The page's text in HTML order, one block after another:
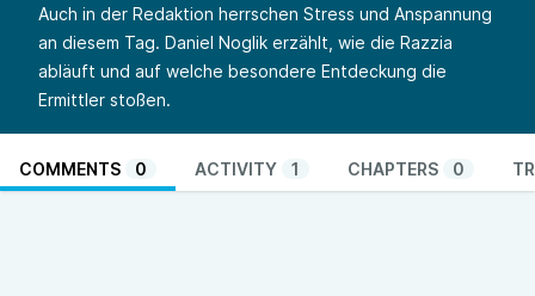
Auch in der Redaktion herrschen Stress und Anspannung
an diesem Tag. Daniel Noglik erzählt, wie die Razzia
abläuft und auf welche besondere Entdeckung die
Ermittler stoßen.
COMMENTS 0 ACTIVITY 1 CHAPTERS 0